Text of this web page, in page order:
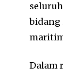
Dalam